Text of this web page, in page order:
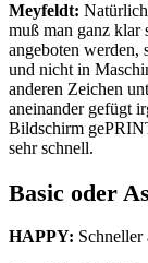
Meyfeldt:
muß man ganz klar
angeboten werden,
und nicht in
anderen Zeichen
aneinander gefügt
Bildschirm
sehr schnell.
Basic oder
HAPPY: Schneller